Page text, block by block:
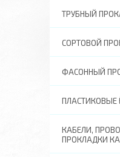
ТРУБНЫЙ
СОРТОВОЙ
ФАСОННЫЙ
ПЛАСТИКОВЫЕ
КАБЕЛИ,
ПРОКЛАДКИ